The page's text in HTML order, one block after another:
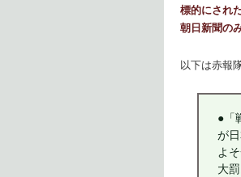
標的にされ
朝日新聞の
以下は赤報
●「
が
よ
大